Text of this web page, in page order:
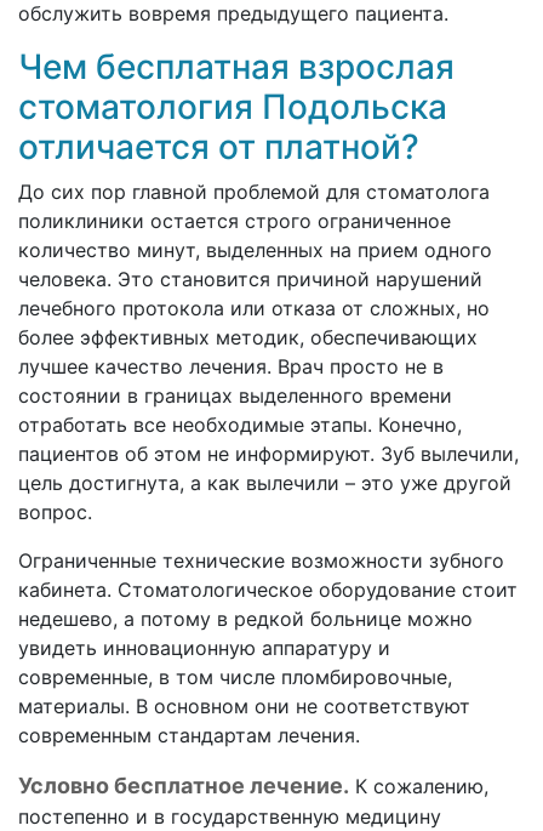
обслужить вовремя предыдущего пациента.
Чем бесплатная взрослая
стоматология Подольска
отличается от платной?
До сих пор главной проблемой для стоматолога
поликлиники остается строго ограниченное
количество минут, выделенных на прием одного
человека. Это становится причиной нарушений
лечебного протокола или отказа от сложных, но
более эффективных методик, обеспечивающих
лучшее качество лечения. Врач просто не в
состоянии в границах выделенного времени
отработать все необходимые этапы. Конечно,
пациентов об этом не информируют. Зуб вылечили,
цель достигнута, а как вылечили – это уже другой
вопрос.
Ограниченные технические возможности зубного
кабинета. Стоматологическое оборудование стоит
недешево, а потому в редкой больнице можно
увидеть инновационную аппаратуру и
современные, в том числе пломбировочные,
материалы. В основном они не соответствуют
современным стандартам лечения.
Условно бесплатное лечение. К сожалению,
постепенно и в государственную медицину